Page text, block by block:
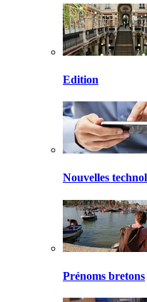
Edition
Nouvelles
Prénoms bretons